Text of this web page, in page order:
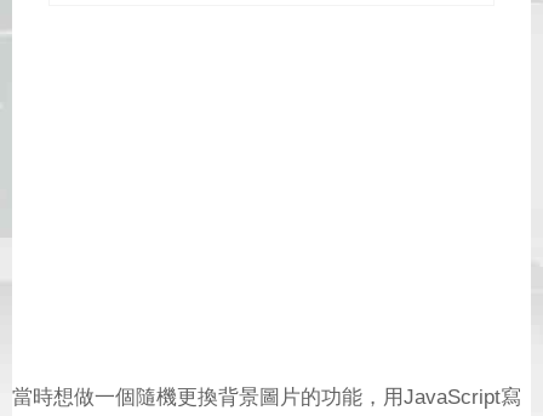
當時想做一個隨機更換背景圖片的功能，用JavaScript寫